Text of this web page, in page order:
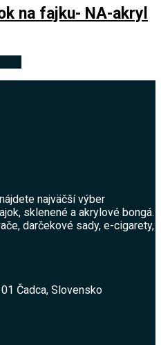
na fajku- NA-akryl
najväčší výber
sklenené a akrylové bongá.
darčekové sady, e-cigarety,
Čadca, Slovensko